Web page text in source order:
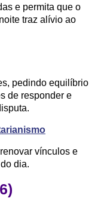
e permita que o
traz alívio ao
pedindo equilíbrio
de responder e
vínculos e
dia.